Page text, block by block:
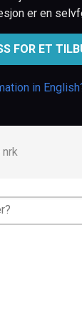
er en
FOR ET
in
nrk